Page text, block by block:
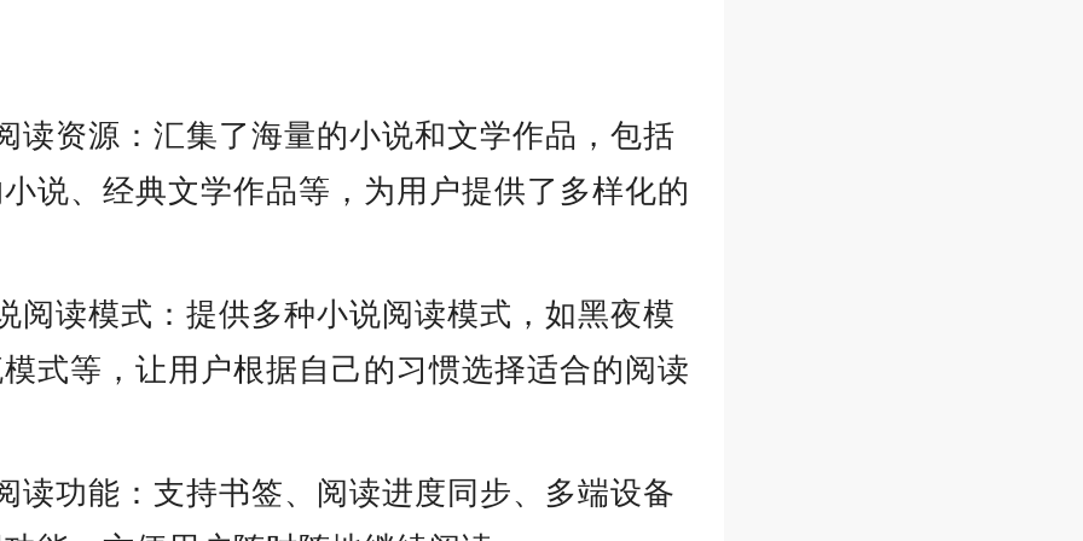
读资源：汇集了海量的小说和文学作品，包括
说、经典文学作品等，为用户提供了多样化的
阅读模式：提供多种小说阅读模式，如黑夜模
式等，让用户根据自己的习惯选择适合的阅读
读功能：支持书签、阅读进度同步、多端设备